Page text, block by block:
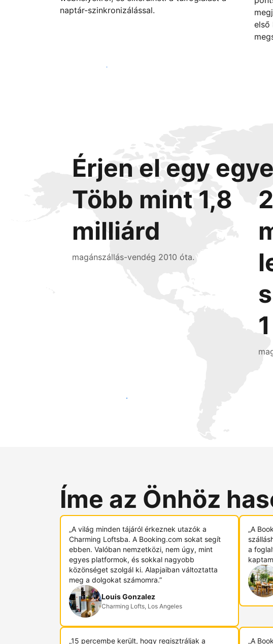
naptár-szinkronizálással.
első
Vágjon bele még ma
Érjen el egy
Több mint 1,8
milliárd
magánszállás-vendég 2010 óta.
1
Érjen el új vendégeket még ma
Íme az Önhöz
„A világ minden tájáról érkeznek utazók a
Charming Loftsba. A Booking.com sokat segít
ebben. Valóban nemzetközi, nem úgy, mint
egyes platformok, és sokkal nagyobb
közönséget szolgál ki. Alapjaiban változtatta
meg a dolgokat számomra.”
Louis Gonzalez
Charming Lofts, Los Angeles
„A
a
„15 percembe került, hogy regisztráljak a „A